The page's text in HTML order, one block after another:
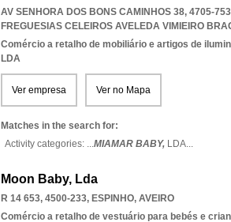
AV SENHORA DOS BONS CAMINHOS 38, 4705-
FREGUESIAS CELEIROS AVELEDA VIMIEIRO
Comércio a retalho de mobiliário e artigos de
LDA
Ver empresa Ver no Mapa
Matches in the search for:
Activity categories: ...MIAMAR BABY, LDA...
Moon Baby, Lda
R 14 653, 4500-233, ESPINHO, AVEIRO
Comércio a retalho de vestuário para bebés e